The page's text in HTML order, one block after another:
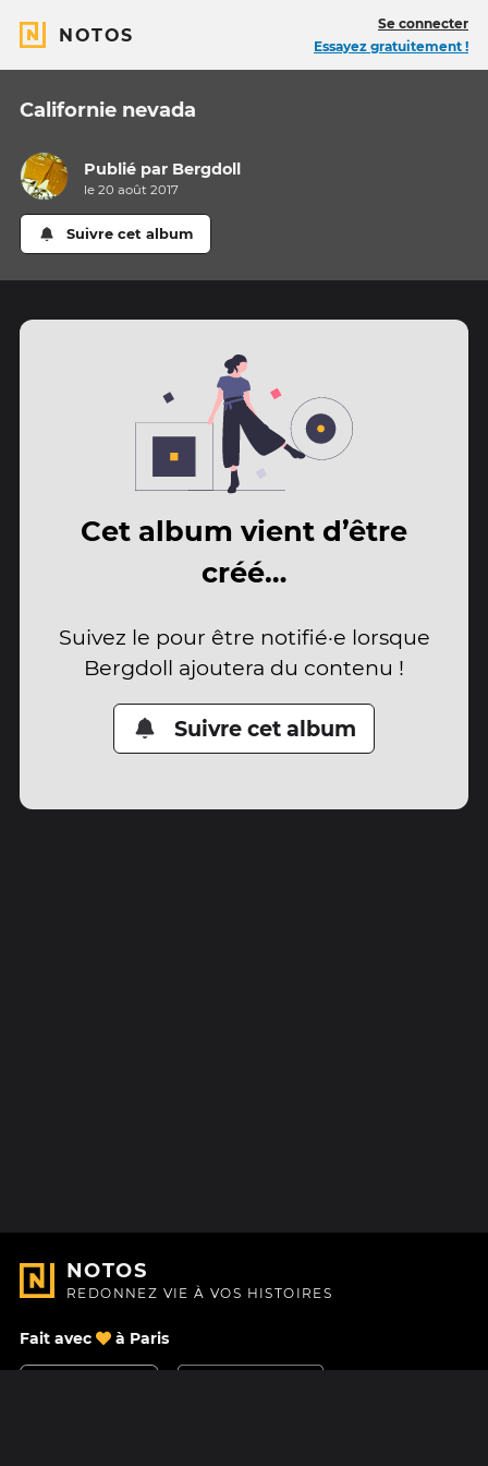
NOTOS
Se connecter
Essayez gratuitement !
Californie nevada
Publié par Bergdoll
le 20 août 2017
Suivre cet album
Cet album vient d’être
créé…
Suivez le pour être notifié·e lorsque
Bergdoll ajoutera du contenu !
Suivre cet album
NOTOS
REDONNEZ VIE À VOS HISTOIRES
Fait avec à Paris